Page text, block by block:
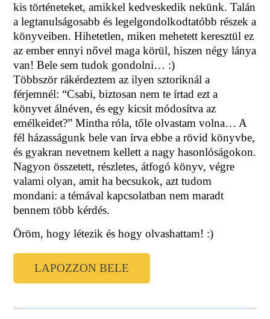
kis történeteket, amikkel kedveskedik nekünk. Talán
a legtanulságosabb és legelgondolkodtatóbb részek a
könyveiben. Hihetetlen, miken mehetett keresztül ez
az ember ennyi nővel maga körül, hiszen négy lánya
van! Bele sem tudok gondolni… :)
Többször rákérdeztem az ilyen sztoriknál a
férjemnél: “Csabi, biztosan nem te írtad ezt a
könyvet álnéven, és egy kicsit módosítva az
emélkeidet?” Mintha róla, tőle olvastam volna… A
fél házasságunk bele van írva ebbe a rövid könyvbe,
és gyakran nevetnem kellett a nagy hasonlóságokon.
Nagyon összetett, részletes, átfogó könyv, végre
valami olyan, amit ha becsukok, azt tudom
mondani: a témával kapcsolatban nem maradt
bennem több kérdés.
Öröm, hogy létezik és hogy olvashattam! :)
LAPOZZON BELE